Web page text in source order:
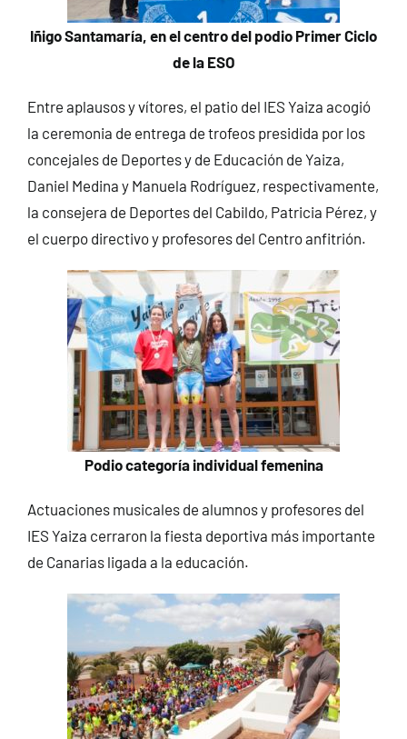
Iñigo Santamaría, en el centro del podio Primer Ciclo
de la ESO
Entre aplausos y vítores, el patio del IES Yaiza acogió
la ceremonia de entrega de trofeos presidida por los
concejales de Deportes y de Educación de Yaiza,
Daniel Medina y Manuela Rodríguez, respectivamente,
la consejera de Deportes del Cabildo, Patricia Pérez, y
el cuerpo directivo y profesores del Centro anfitrión.
Podio categoría individual femenina
Actuaciones musicales de alumnos y profesores del
IES Yaiza cerraron la fiesta deportiva más importante
de Canarias ligada a la educación.